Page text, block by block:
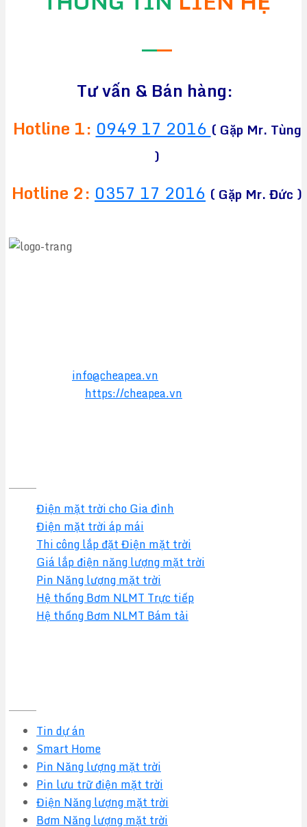
——
Tư vấn & Bán hàng:
Hotline 1: 0949 17 2016 ( Gặp Mr. Tùng
)
Hotline 2: 0357 17 2016 ( Gặp Mr. Đức )
info@cheapea.vn
https://cheapea.vn
Điện mặt trời cho Gia đình
Điện mặt trời áp mái
Thi công lắp đặt Điện mặt trời
Giá lắp điện năng lượng mặt trời
Pin Năng lượng mặt trời
Hệ thống Bơm NLMT Trực tiếp
Hệ thống Bơm NLMT Bám tải
Tin dự án
Smart Home
Pin Năng lượng mặt trời
Pin lưu trữ điện mặt trời
Điện Năng lượng mặt trời
Bơm Năng lượng mặt trời